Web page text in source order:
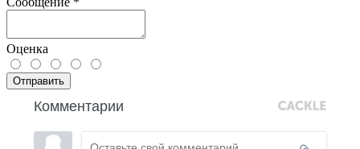
Оценка
Отправить
Комментарии